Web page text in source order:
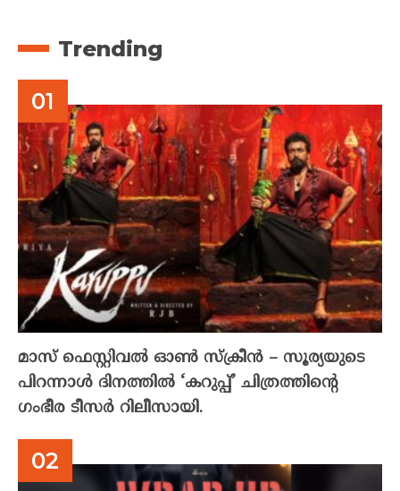
Trending
മാസ് ഫെസ്റ്റിവൽ ഓൺ സ്‌ക്രീൻ – സൂര്യയുടെ
പിറന്നാൾ ദിനത്തിൽ ‘കറുപ്പ്’ ചിത്രത്തിന്റെ
ഗംഭീര ടീസർ റിലീസായി.